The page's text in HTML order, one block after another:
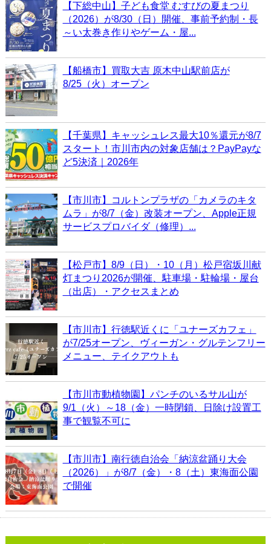
【下総中山】子ども食堂 むすびの夏まつり
（2026）が8/30（日）開催、事前予約制・長
～い太巻き作りやゲーム・屋...
【船橋市】買取大吉 原木中山駅前店が
8/25（火）オープン
【千葉県】キャッシュレス最大10％還元が8/7
スタート！市川市内の対象店舗は？PayPayな
ど5決済｜2026年
【市川市】コルトンプラザの「カメラのキタ
ムラ」が8/7（金）改装オープン、Apple正規
サービスプロバイダ（修理）...
【松戸市】8/9（日）・10（月）松戸宿坂川献
灯まつり2026が開催、駐車場・駐輪場・屋台
（出店）・アクセスまとめ
【市川市】行徳駅近くに「ユナーズカフェ」
が7/25オープン、ヴィーガン・グルテンフリー
メニュー、テイクアウトも
【市川市動植物園】パンチのいるサル山が
9/1（火）～18（金）一時閉鎖、日除け設置工
事で観覧不可に
【市川市】南行徳自治会「納涼盆踊り大会
（2026）」が8/7（金）・8（土）東海面公園
で開催